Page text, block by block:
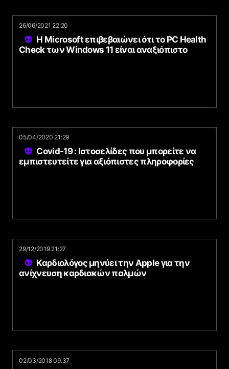
26/06/2021 22:20
Η Microsoft επιβεβαιώνει ότι το PC Health
Check των Windows 11 είναι αναξιόπιστο
05/04/2020 21:29
Covid-19 : Ιστοσελίδες που μπορείτε να
εμπιστευτείτε για αξιόπιστες πληροφορίες
29/12/2019 21:27
Καρδιολόγος μηνύει την Apple για την
ανίχνευση καρδιακών παλμών
02/03/2018 09:37